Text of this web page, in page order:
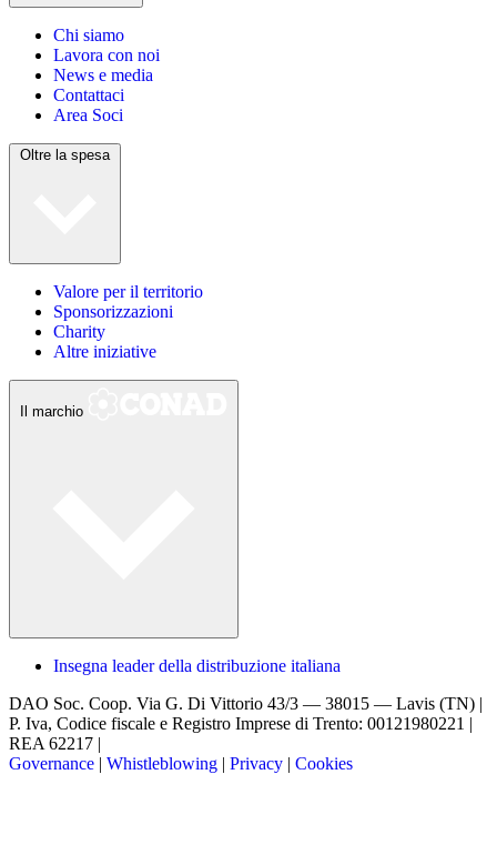
Chi siamo
Lavora con noi
News e media
Contattaci
Area Soci
Oltre la spesa
Valore per il territorio
Sponsorizzazioni
Charity
Altre iniziative
Il marchio
Insegna leader della distribuzione italiana
DAO Soc. Coop. Via G. Di Vittorio 43/3 — 38015 — Lavis (TN) |
P. Iva, Codice fiscale e Registro Imprese di Trento: 00121980221 |
REA 62217 |
Governance | Whistleblowing | Privacy | Cookies